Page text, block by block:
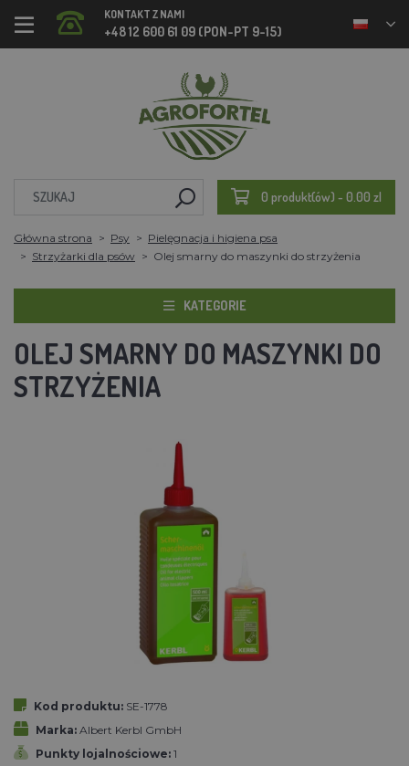
KONTAKT Z NAMI
+48 12 600 61 09 (PON-PT 9-15)
0 produkt(ów) - 0.00 zl
Główna strona Psy
Pielęgnacja i higiena psa
Strzyżarki dla psów
Olej smarny do maszynki do strzyżenia
KATEGORIE
OLEJ SMARNY DO MASZYNKI DO
STRZYŻENIA
Kod produktu: SE-1778
Marka: Albert Kerbl GmbH
Punkty lojalnościowe: 1